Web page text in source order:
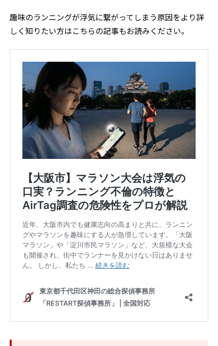
趣味のランニングが浮気に繋がってしまう原因をより詳
しく知りたい方はこちらの記事もお読みください。